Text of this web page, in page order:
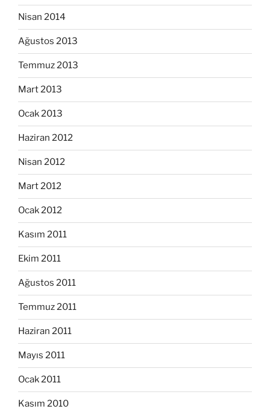
Nisan 2014
Ağustos 2013
Temmuz 2013
Mart 2013
Ocak 2013
Haziran 2012
Nisan 2012
Mart 2012
Ocak 2012
Kasım 2011
Ekim 2011
Ağustos 2011
Temmuz 2011
Haziran 2011
Mayıs 2011
Ocak 2011
Kasım 2010